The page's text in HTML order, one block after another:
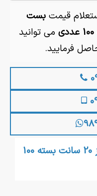
قیمتبست
می توانید
فرمایید.
اطلاعات بست کمربندی سایز 20 سانت بسته 100